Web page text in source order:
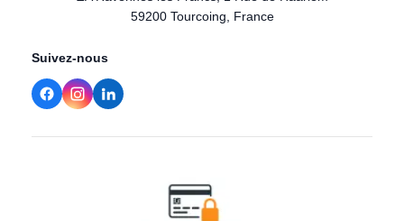
59200 Tourcoing, France
Suivez-nous